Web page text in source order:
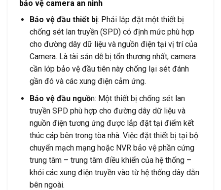
bảo vệ camera an ninh
Bảo vệ đầu thiết bị: Phải lắp đặt một thiết bị
chống sét lan truyền (SPD) có định mức phù hợp
cho đường dây dữ liệu và nguồn điện tại vị trí của
Camera. Là tài sản dễ bị tổn thương nhất, camera
cần lớp bảo vệ đầu tiên này chống lại sét đánh
gần đó và các xung điện cảm ứng.
Bảo vệ đầu nguồn: Một thiết bị chống sét lan
truyền SPD phù hợp cho đường dây dữ liệu và
nguồn điện tương ứng được lắp đặt tại điểm kết
thúc cáp bên trong tòa nhà. Việc đặt thiết bị tại bộ
chuyển mạch mạng hoặc NVR bảo vệ phần cứng
trung tâm – trung tâm điều khiển của hệ thống –
khỏi các xung điện truyền vào từ hệ thống dây dẫn
bên ngoài.